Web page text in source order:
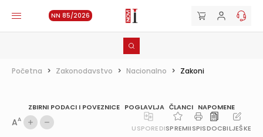
NN 85/2026
Početna > Zakonodavstvo > Nacionalno > Zakoni
ZBIRNI PODACI I POVEZNICE POGLAVLJA ČLANCI NAPOMENE
AA
USPOREDISPREMIISPISDOCBILJEŠKE